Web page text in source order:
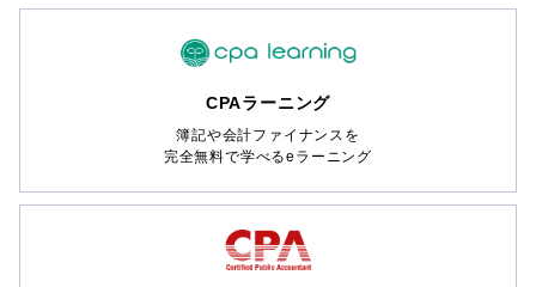
CPAラーニング
簿記や会計ファイナンスを
完全無料で学べるeラーニング